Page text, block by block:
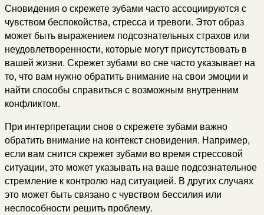
Сновидения о скрежете зубами часто ассоциируются с
чувством беспокойства, стресса и тревоги. Этот образ
может быть выражением подсознательных страхов или
неудовлетворенности, которые могут присутствовать в
вашей жизни. Скрежет зубами во сне часто указывает на
то, что вам нужно обратить внимание на свои эмоции и
найти способы справиться с возможным внутренним
конфликтом.
При интерпретации снов о скрежете зубами важно
обратить внимание на контекст сновидения. Например,
если вам снится скрежет зубами во время стрессовой
ситуации, это может указывать на ваше подсознательное
стремление к контролю над ситуацией. В других случаях
это может быть связано с чувством бессилия или
неспособности решить проблему.